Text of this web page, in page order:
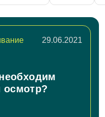
29.06.2021
осмотр?